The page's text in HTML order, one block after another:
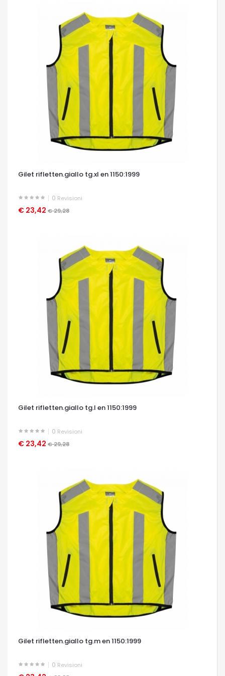
Gilet rifletten.giallo tg.xl en 1150:1999
0 Revisioni
€ 23,42 € 29,28
OCCHIATA VELOCE
Gilet rifletten.giallo tg.l en 1150:1999
0 Revisioni
€ 23,42 € 29,28
OCCHIATA VELOCE
Gilet rifletten.giallo tg.m en 1150:1999
0 Revisioni